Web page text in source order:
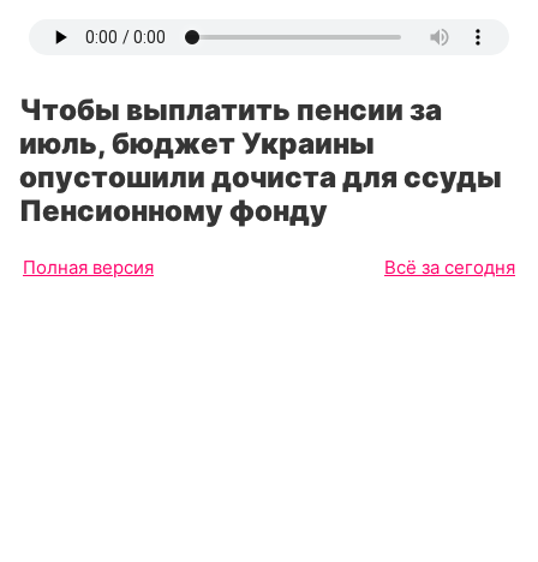
Чтобы выплатить пенсии за
июль, бюджет Украины
опустошили дочиста для ссуды
Пенсионному фонду
Полная версия Всё за сегодня